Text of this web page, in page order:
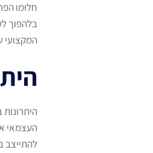
חלומו
בלהפוך
המקצועי
העצמאי
להתייצב